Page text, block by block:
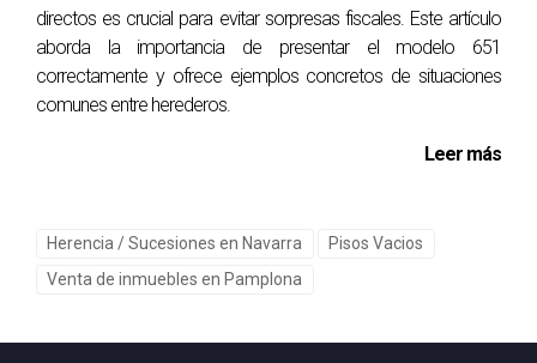
implementar, como mantener la casa visible o instalar
sistemas de seguridad adecuados. Si tienes más
preguntas o inquietudes sobre tu situación específica,
Gómez. Estoy aquí para ayudarte y guiarte hacia las
📞 Habla con Arantza por WhatsApp
directos es crucial para evitar sorpresas fiscales. Este artículo
aborda la importancia de presentar el modelo 651
correctamente y ofrece ejemplos concretos de situaciones
comunes entre herederos.
Leer más
Herencia / Sucesiones en Navarra
Pisos Vacios
Venta de inmuebles en Pamplona